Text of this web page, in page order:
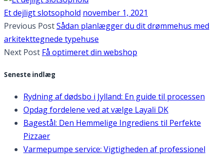
Et dejligt slotsophold november 1, 2021
Previous PostSådan planlægger du dit drømmehus med
arkitekttegnede typehuse
Next Post Få optimeret din webshop
Seneste indlæg
Rydning af dødsbo i Jylland: En guide til processen
Opdag fordelene ved at vælge Layali DK
Bagestål: Den Hemmelige Ingrediens til Perfekte
Pizzaer
Varmepumpe service: Vigtigheden af professionel